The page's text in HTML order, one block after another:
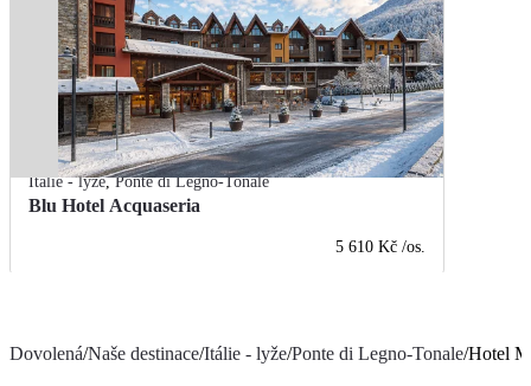
Itálie - lyže,Ponte di Legno-Tonale
Blu Hotel Acquaseria
5 610 Kč /os.
Dovolená/Naše destinace/Itálie - lyže/Ponte di Legno-Tonale/Hotel